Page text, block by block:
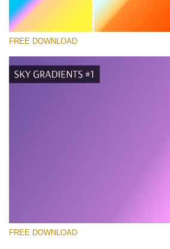
FREE DOWNLOAD
FREE DOWNLOAD